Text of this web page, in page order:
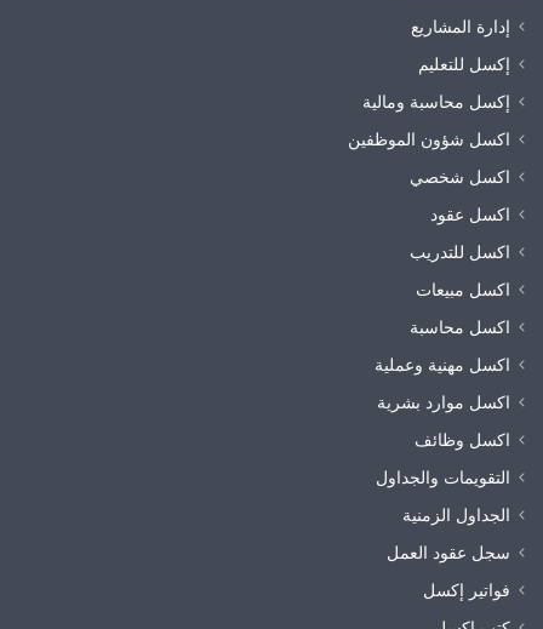
إدارة المشاريع
إكسل للتعليم
إكسل محاسبة ومالية
اكسل شؤون الموظفين
اكسل شخصي
اكسل عقود
اكسل للتدريب
اكسل مبيعات
اكسل محاسبة
اكسل مهنية وعملية
اكسل موارد بشرية
اكسل وظائف
التقويمات والجداول
الجداول الزمنية
سجل عقود العمل
فواتير إكسل